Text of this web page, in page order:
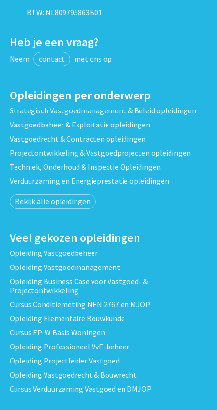
BTW: NL809795863B01
Heb je een vraag?
Neem contact met ons op
Opleidingen per onderwerp
Strategisch Vastgoedmanagement & Beleid opleidingen
Vastgoedbeheer & Exploitatie opleidingen
Vastgoedrecht & Contracten opleidingen
Projectontwikkeling & Vastgoedprojecten opleidingen
Techniek, Onderhoud & Inspectie Opleidingen
Verduurzaming en Energieprestatie opleidingen
Bekijk alle opleidingen
Veel gekozen opleidingen
Opleiding Vastgoedbeheer
Opleiding Vastgoedmanagement
Opleiding Business Case voor Vastgoed- &
Projectontwikkeling
Cursus Conditiemeting NEN 2767 en MJOP
Opleiding Elementaire Bouwkunde
Cursus EP-W Basis Woningen
Opleiding Professioneel VvE-beheer
Opleiding Projectleider Vastgoed
Opleiding Vastgoedrecht & Bouwrecht
Cursus Verduurzaming Vastgoed en DMJOP